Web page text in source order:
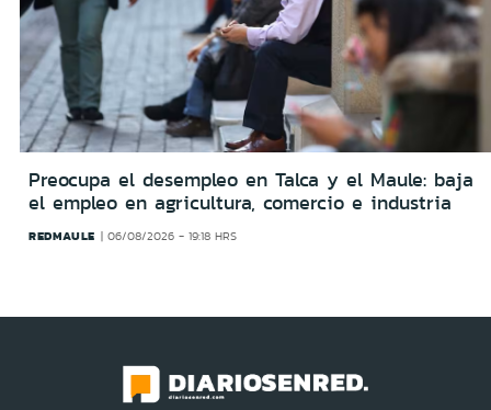
Preocupa el desempleo en Talca y el Maule: baja
el empleo en agricultura, comercio e industria
REDMAULE 06/08/2026 - 19:18 HRS